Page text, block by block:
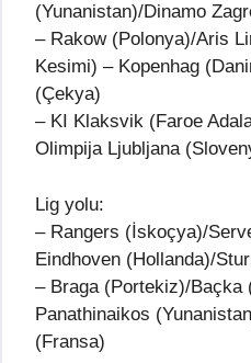
(Yunanistan)/Dinamo
– Rakow (Polonya)/Aris
Kesimi) – Kopenhag
(Çekya)
– KI Klaksvik (Faroe
Olimpija Ljubljana
Lig yolu:
– Rangers (İskoçya)/
Eindhoven (Hollanda)/
– Braga (Portekiz)/Baçka
Panathinaikos
(Fransa)